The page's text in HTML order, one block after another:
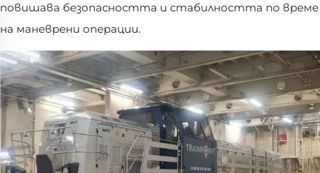
повишава безопасността и стабилността по време
на маневрени операции.